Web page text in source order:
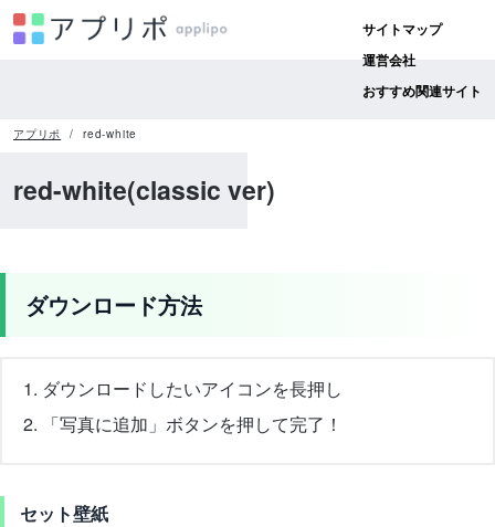
サイトマップ
運営会社
おすすめ関連サイト
アプリポ red-white
red-white(classic ver)
ダウンロード方法
ダウンロードしたいアイコンを長押し
「写真に追加」ボタンを押して完了！
セット壁紙